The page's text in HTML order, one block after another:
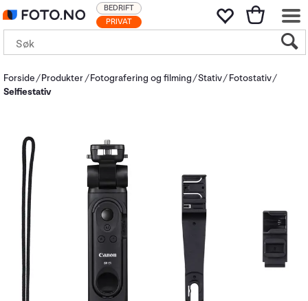
PRIVAT
BEDRIFT
Forside Produkter Fotografering og filming Stativ
Fotostativ
Selfiestativ